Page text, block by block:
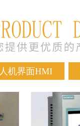
人机界面HMI